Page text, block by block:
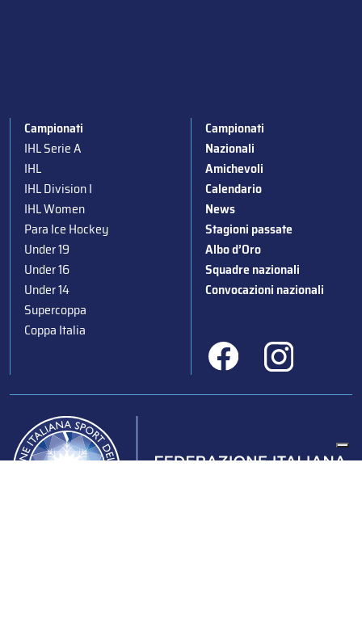
Campionati
IHL Serie A
IHL
IHL Division I
IHL Women
Para Ice Hockey
Under 19
Under 16
Under 14
Supercoppa
Coppa Italia
Campionati
Nazionali
Amichevoli
Calendario
News
Stagioni passate
Albo d’Oro
Squadre nazionali
Convocazioni nazionali